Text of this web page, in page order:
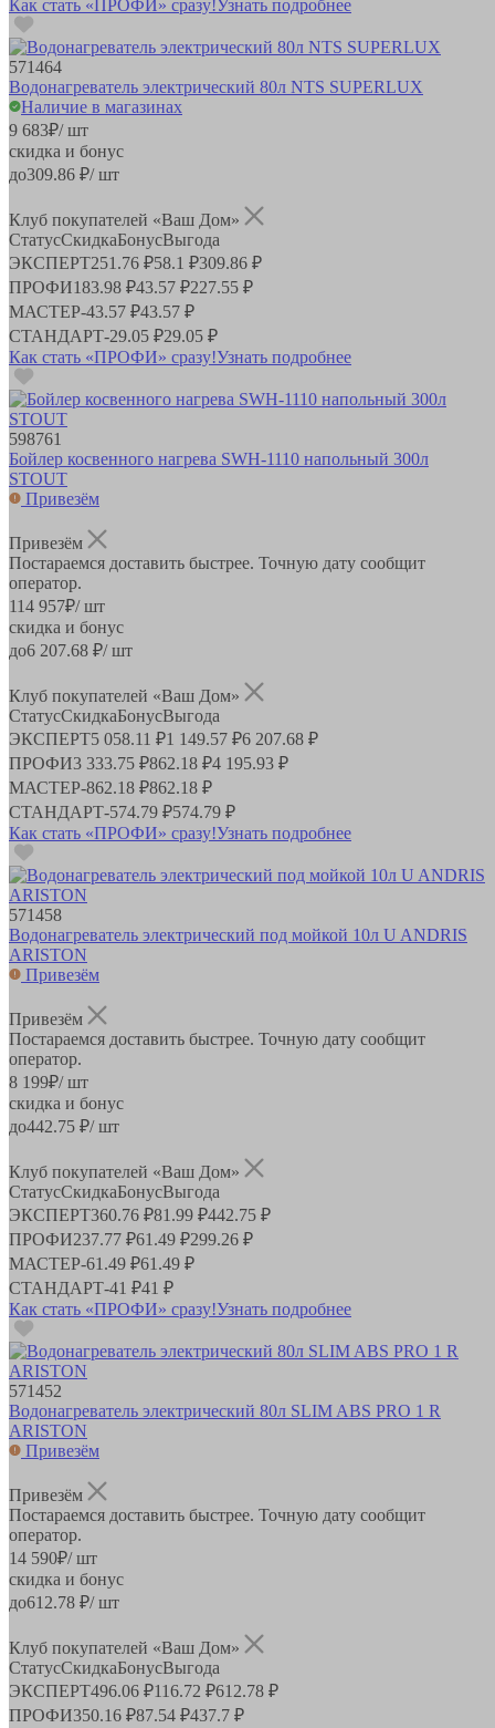
Как стать «ПРОФИ» сразу!Узнать подробнее
571464
Водонагреватель электрический 80л NTS SUPERLUX
Наличие в магазинах
9 683₽/ шт
скидка и бонус
до309.86 ₽/ шт
Клуб покупателей «Ваш Дом»
СтатусСкидкаБонусВыгода
ЭКСПЕРТ251.76 ₽58.1 ₽309.86 ₽
ПРОФИ183.98 ₽43.57 ₽227.55 ₽
МАСТЕР-43.57 ₽43.57 ₽
СТАНДАРТ-29.05 ₽29.05 ₽
Как стать «ПРОФИ» сразу!Узнать подробнее
598761
Бойлер косвенного нагрева SWH-1110 напольный 300л
STOUT
Привезём
Привезём
Постараемся доставить быстрее. Точную дату сообщит
оператор.
114 957₽/ шт
скидка и бонус
до6 207.68 ₽/ шт
Клуб покупателей «Ваш Дом»
СтатусСкидкаБонусВыгода
ЭКСПЕРТ5 058.11 ₽1 149.57 ₽6 207.68 ₽
ПРОФИ3 333.75 ₽862.18 ₽4 195.93 ₽
МАСТЕР-862.18 ₽862.18 ₽
СТАНДАРТ-574.79 ₽574.79 ₽
Как стать «ПРОФИ» сразу!Узнать подробнее
571458
Водонагреватель электрический под мойкой 10л U ANDRIS
ARISTON
Привезём
Привезём
Постараемся доставить быстрее. Точную дату сообщит
оператор.
8 199₽/ шт
скидка и бонус
до442.75 ₽/ шт
Клуб покупателей «Ваш Дом»
СтатусСкидкаБонусВыгода
ЭКСПЕРТ360.76 ₽81.99 ₽442.75 ₽
ПРОФИ237.77 ₽61.49 ₽299.26 ₽
МАСТЕР-61.49 ₽61.49 ₽
СТАНДАРТ-41 ₽41 ₽
Как стать «ПРОФИ» сразу!Узнать подробнее
571452
Водонагреватель электрический 80л SLIM ABS PRO 1 R
ARISTON
Привезём
Привезём
Постараемся доставить быстрее. Точную дату сообщит
оператор.
14 590₽/ шт
скидка и бонус
до612.78 ₽/ шт
Клуб покупателей «Ваш Дом»
СтатусСкидкаБонусВыгода
ЭКСПЕРТ496.06 ₽116.72 ₽612.78 ₽
ПРОФИ350.16 ₽87.54 ₽437.7 ₽